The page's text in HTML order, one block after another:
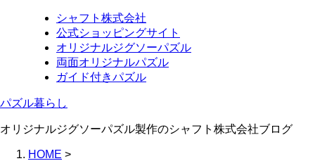
シャフト株式会社
公式ショッピングサイト
オリジナルジグソーパズル
両面オリジナルパズル
ガイド付きパズル
パズル暮らし
オリジナルジグソーパズル製作のシャフト株式会社ブログ
HOME >